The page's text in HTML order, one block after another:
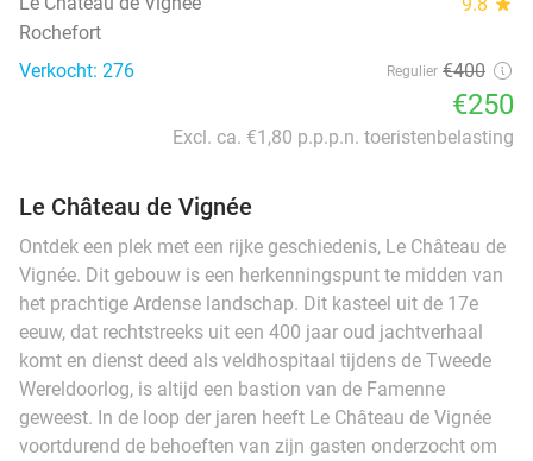
Rochefort
Verkocht: 276
Regulier €400
€250
Excl. ca. €1,80 p.p.p.n. toeristenbelasting
Le Château de Vignée
Ontdek een plek met een rijke geschiedenis, Le Château de
Vignée. Dit gebouw is een herkenningspunt te midden van
het prachtige Ardense landschap. Dit kasteel uit de 17e
eeuw, dat rechtstreeks uit een 400 jaar oud jachtverhaal
komt en dienst deed als veldhospitaal tijdens de Tweede
Wereldoorlog, is altijd een bastion van de Famenne
geweest. In de loop der jaren heeft Le Château de Vignée
voortdurend de behoeften van zijn gasten onderzocht om